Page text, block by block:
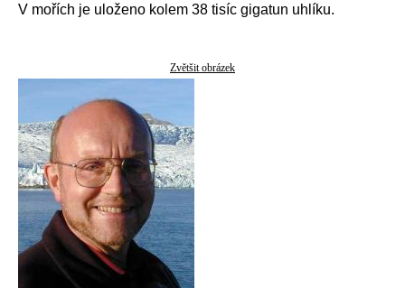
V mořích je uloženo kolem 38 tisíc gigatun uhlíku.
Zvětšit obrázek